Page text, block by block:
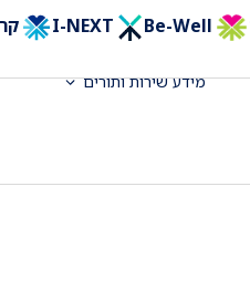
Be-Well
מידע שירות ותורים